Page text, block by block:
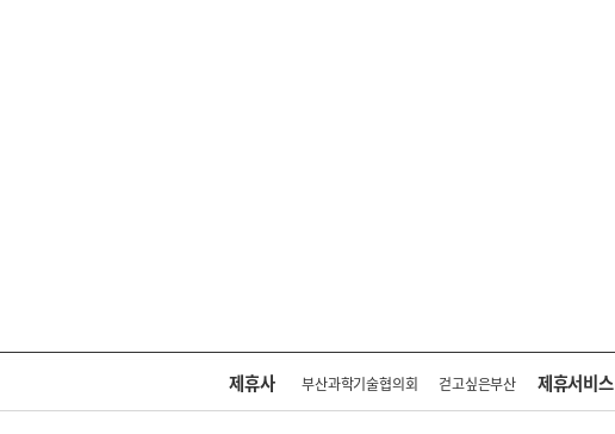
제휴사 부산과학기술협의회 걷고싶은부산 제휴서비스